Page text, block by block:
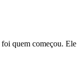
foi quem começou. Ele